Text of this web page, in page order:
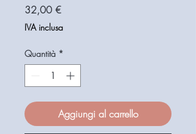
32,00 €Prezzo
IVA inclusa
Quantità *
Aggiungi al carrello